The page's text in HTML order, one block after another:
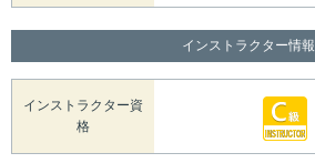
インストラクター情報
インストラクター資
格